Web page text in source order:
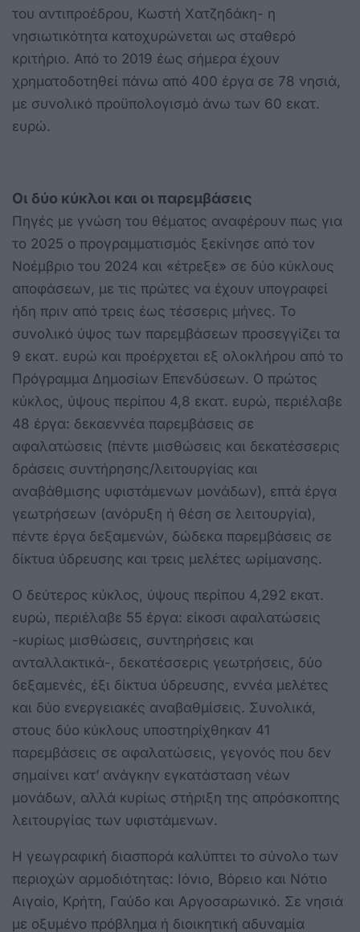
του αντιπροέδρου, Κωστή Χατζηδάκη- η
νησιωτικότητα κατοχυρώνεται ως σταθερό
κριτήριο. Από το 2019 έως σήμερα έχουν
χρηματοδοτηθεί πάνω από 400 έργα σε 78 νησιά,
με συνολικό προϋπολογισμό άνω των 60 εκατ.
ευρώ.
Οι δύο κύκλοι και οι παρεμβάσεις
Πηγές με γνώση του θέματος αναφέρουν πως για
το 2025 ο προγραμματισμός ξεκίνησε από τον
Νοέμβριο του 2024 και «έτρεξε» σε δύο κύκλους
αποφάσεων, με τις πρώτες να έχουν υπογραφεί
ήδη πριν από τρεις έως τέσσερις μήνες. Το
συνολικό ύψος των παρεμβάσεων προσεγγίζει τα
9 εκατ. ευρώ και προέρχεται εξ ολοκλήρου από το
Πρόγραμμα Δημοσίων Επενδύσεων. Ο πρώτος
κύκλος, ύψους περίπου 4,8 εκατ. ευρώ, περιέλαβε
48 έργα: δεκαεννέα παρεμβάσεις σε
αφαλατώσεις (πέντε μισθώσεις και δεκατέσσερις
δράσεις συντήρησης/λειτουργίας και
αναβάθμισης υφιστάμενων μονάδων), επτά έργα
γεωτρήσεων (ανόρυξη ή θέση σε λειτουργία),
πέντε έργα δεξαμενών, δώδεκα παρεμβάσεις σε
δίκτυα ύδρευσης και τρεις μελέτες ωρίμανσης.
Ο δεύτερος κύκλος, ύψους περίπου 4,292 εκατ.
ευρώ, περιέλαβε 55 έργα: είκοσι αφαλατώσεις
-κυρίως μισθώσεις, συντηρήσεις και
ανταλλακτικά-, δεκατέσσερις γεωτρήσεις, δύο
δεξαμενές, έξι δίκτυα ύδρευσης, εννέα μελέτες
και δύο ενεργειακές αναβαθμίσεις. Συνολικά,
στους δύο κύκλους υποστηρίχθηκαν 41
παρεμβάσεις σε αφαλατώσεις, γεγονός που δεν
σημαίνει κατ’ ανάγκην εγκατάσταση νέων
μονάδων, αλλά κυρίως στήριξη της απρόσκοπτης
λειτουργίας των υφιστάμενων.
Η γεωγραφική διασπορά καλύπτει το σύνολο των
περιοχών αρμοδιότητας: Ιόνιο, Βόρειο και Νότιο
Αιγαίο, Κρήτη, Γαύδο και Αργοσαρωνικό. Σε νησιά
με οξυμένο πρόβλημα ή διοικητική αδυναμία